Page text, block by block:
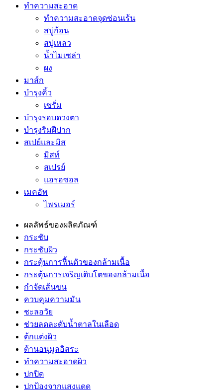
ทำความสะอาด
ทำความสะอาดจุดซ่อนเร้น
สบู่ก้อน
สบู่เหลว
น้ำไมเซล่า
ผง
มาส์ก
บำรุงคิ้ว
เซรั่ม
บำรุงรอบดวงตา
บำรุงริมฝีปาก
สเปย์และมิส
มิสท์
สเปรย์
แอรอซอล
เมคอัพ
ไพรเมอร์
ผลลัพธ์ของผลิตภัณฑ์
กระชับ
กระชับผิว
กระตุ้นการฟื้นตัวของกล้ามเนื้อ
กระตุ้นการเจริญเติบโตของกล้ามเนื้อ
กำจัดเส้นขน
ควบคุมความมัน
ชะลอวัย
ช่วยลดละดับน้ำตาลในเลือด
ต้กแต่งผิว
ต้านอนุมูลอิสระ
ทำความสะอาดผิว
ปกปิด
ปกป้องจากแสงแดด